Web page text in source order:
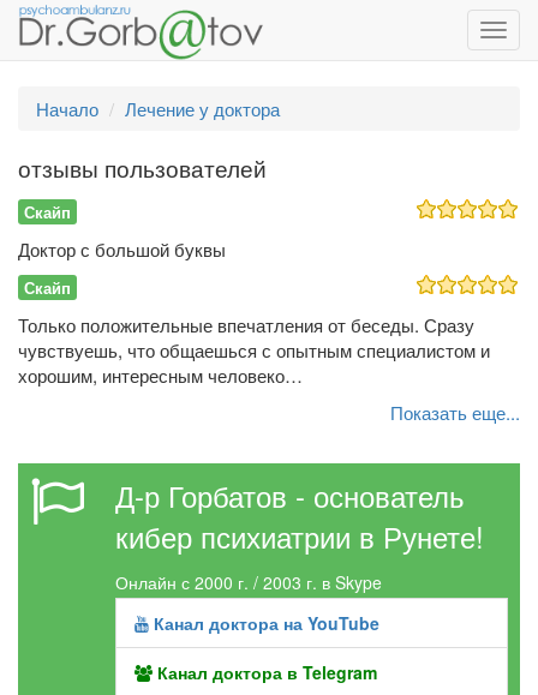
Начало
Лечение у доктора
отзывы пользователей
Скайп
Доктор с большой буквы
Скайп
Только положительные впечатления от беседы. Сразу
чувствуешь, что общаешься с опытным специалистом и
хорошим, интересным человеко…
Показать еще...
Д-р Горбатов - основатель
кибер психиатрии в Рунете!
Онлайн с 2000 г. / 2003 г. в Skype
Канал доктора на YouTube
Канал доктора в Telegram